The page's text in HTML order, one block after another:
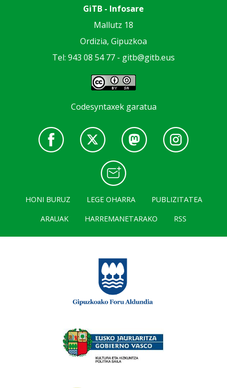
GiTB - Infosare
Mallutz 18
Ordizia, Gipuzkoa
Tel: 943 08 54 77 - gitb@gitb.eus
Codesyntaxek garatua
HONI BURUZ LEGE OHARRA
PUBLIZITATEA
ARAUAK
HARREMANETARAKO RSS